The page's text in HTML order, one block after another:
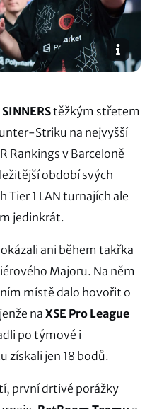
SINNERStěžkým střetem
Striku na nejvyšší
Rankings v Barceloně
období svých
Tier 1 LAN turnajích ale
jedinkrát.
ani během takřka
Majoru. Na něm
místě dalo hovořit o
na XSE Pro League
po týmové i
získali jen 18 bodů.
první drtivé porážky